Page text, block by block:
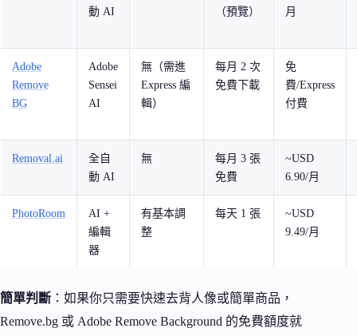
動 AI
（預覽）
月
Adobe
Remove
BG
Adobe
Sensei
AI
無（需進
Express 編
輯）
每月 2 次
免費下載
免
費/Express
付費
Removal.ai
全自
動 AI
無
每月 3 張
免費
~USD
6.90/月
PhotoRoom
AI +
編輯
器
有基本調
整
每天 1 張
~USD
9.49/月
簡單判斷 ：如果你只需要快速去背人像或簡單商品，
Remove.bg 或 Adobe Remove Background 的免費額度就